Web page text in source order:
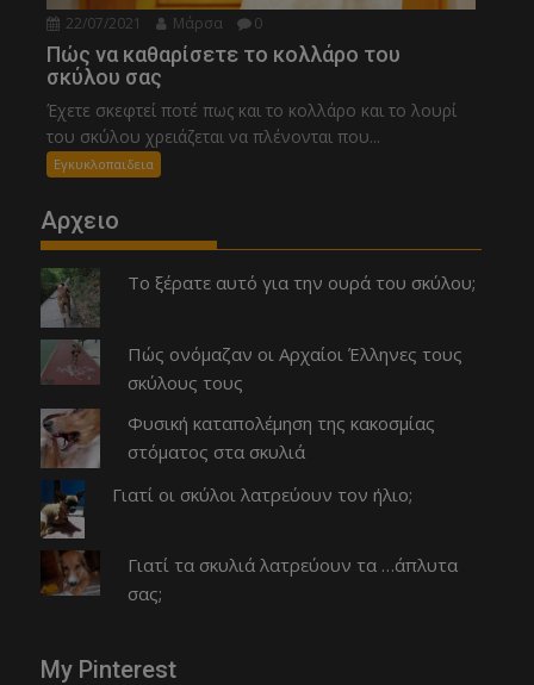
22/07/2021 Μάρσα 0
Πώς να καθαρίσετε το κολλάρο του
σκύλου σας
Έχετε σκεφτεί ποτέ πως και το κολλάρο και το λουρί
του σκύλου χρειάζεται να πλένονται που...
Εγκυκλοπαιδεια
Αρχειο
Το ξέρατε αυτό για την ουρά του σκύλου;
Πώς ονόμαζαν οι Αρχαίοι Έλληνες τους
σκύλους τους
Φυσική καταπολέμηση της κακοσμίας
στόματος στα σκυλιά
Γιατί οι σκύλοι λατρεύουν τον ήλιο;
Γιατί τα σκυλιά λατρεύουν τα …άπλυτα
σας;
My Pinterest